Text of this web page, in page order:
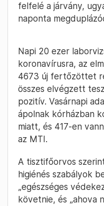
felfelé a járvány,
naponta
Napi 20 ezer
koronavírusra, az
4673 új fertőzöttet
összes elvégzett
pozitív. Vasárnapi
ápolnak kórházban
miatt, és 417-en
az MTI.
A tisztifőorvos
higiénés szabályok
„egészséges
követnie, és „ahova